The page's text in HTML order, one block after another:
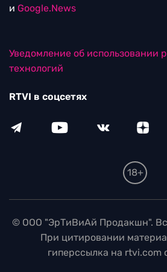
и Google.News
Уведомление об использовании
технологий
RTVI в соцсетях
18+
© ООО "ЭрТиВиАй Продакшн".
При цитировании
гиперссылка на rtvi.com